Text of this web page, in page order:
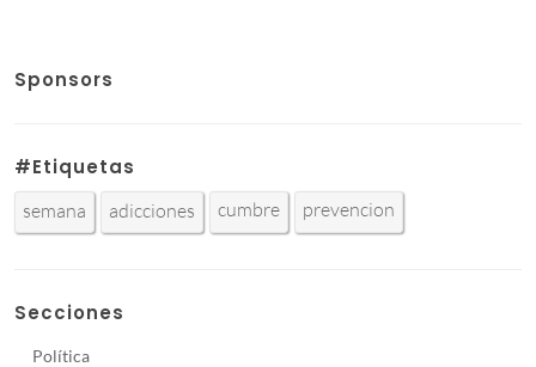
Sponsors
#Etiquetas
semana adicciones cumbre prevencion
Secciones
Política